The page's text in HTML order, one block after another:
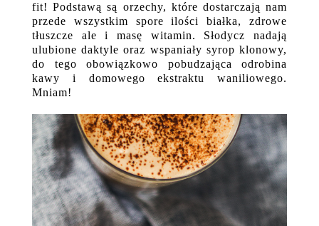
fit! Podstawą są orzechy, które dostarczają nam
przede wszystkim spore ilości białka, zdrowe
tłuszcze ale i masę witamin. Słodycz nadają
ulubione daktyle oraz wspaniały syrop klonowy,
do tego obowiązkowo pobudzająca odrobina
kawy i domowego ekstraktu waniliowego.
Mniam!